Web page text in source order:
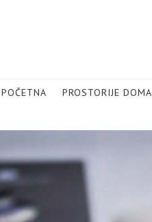
POČETNA PROSTORIJE DOMA